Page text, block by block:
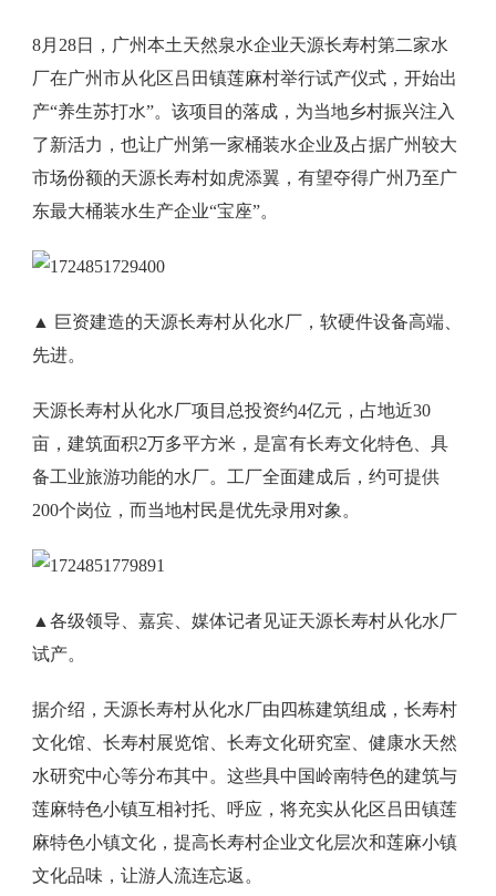
8月28日，广州本土天然泉水企业天源长寿村第二家水
厂在广州市从化区吕田镇莲麻村举行试产仪式，开始出
产“养生苏打水”。该项目的落成，为当地乡村振兴注入
了新活力，也让广州第一家桶装水企业及占据广州较大
市场份额的天源长寿村如虎添翼，有望夺得广州乃至广
东最大桶装水生产企业“宝座”。
▲ 巨资建造的天源长寿村从化水厂，软硬件设备高端、
先进。
天源长寿村从化水厂项目总投资约4亿元，占地近30
亩，建筑面积2万多平方米，是富有长寿文化特色、具
备工业旅游功能的水厂。工厂全面建成后，约可提供
200个岗位，而当地村民是优先录用对象。
▲各级领导、嘉宾、媒体记者见证天源长寿村从化水厂
试产。
据介绍，天源长寿村从化水厂由四栋建筑组成，长寿村
文化馆、长寿村展览馆、长寿文化研究室、健康水天然
水研究中心等分布其中。这些具中国岭南特色的建筑与
莲麻特色小镇互相衬托、呼应，将充实从化区吕田镇莲
麻特色小镇文化，提高长寿村企业文化层次和莲麻小镇
文化品味，让游人流连忘返。